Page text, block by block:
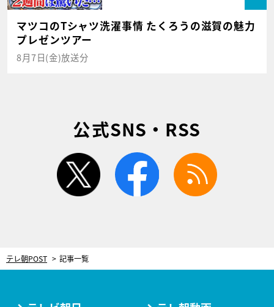
マツコのTシャツ洗濯事情 たくろうの滋賀の魅力
プレゼンツアー
8月7日(金)放送分
公式SNS・RSS
twitter facebook
テレ朝POST 記事一覧